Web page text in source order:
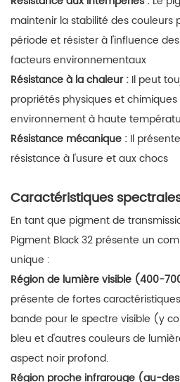
maintenir la stabilité des couleurs
période et résister à l'influence
facteurs environnementaux
Résistance à la chaleur : Il peut
propriétés physiques et
environnement à haute
Résistance mécanique : Il
résistance à l'usure et aux chocs
Caractéristiques
En tant que pigment de
Pigment Black 32 présente un
unique :
Région de lumière visible (400-
présente de fortes
bande pour le spectre visible (y
bleu et d'autres couleurs de
aspect noir profond.
Région proche infrarouge (au-